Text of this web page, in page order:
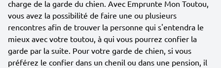
charge de la garde du chien. Avec Emprunte Mon Toutou,
vous avez la possibilité de faire une ou plusieurs
rencontres afin de trouver la personne qui s'entendra le
mieux avec votre toutou, à qui vous pourrez confier la
garde par la suite. Pour votre garde de chien, si vous
préférez le confier dans un chenil ou dans une pension, il